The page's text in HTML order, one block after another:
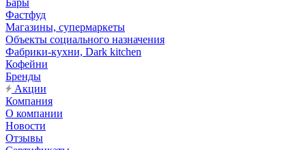
Бары
Фастфуд
Магазины, супермаркеты
Объекты социального назначения
Фабрики-кухни, Dark kitchen
Кофейни
Бренды
Акции
Компания
О компании
Новости
Отзывы